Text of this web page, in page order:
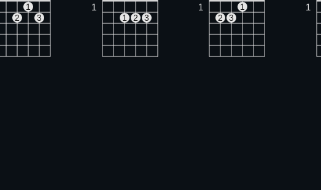
1
2
3
1
1 2 3
1
1
2
3
1